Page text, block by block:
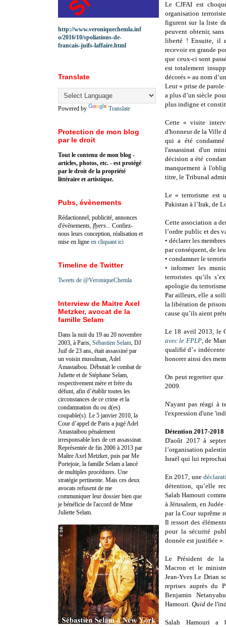
Le CJFAI est
organisation
figurent sur la liste
peuvent obtenir,
liberté ! Ensuite, il
recevoir en grande
que ceux-ci sont
est totalement
décorés » au nom
Leur « prise de
a plus d’un siècle
plus indigne et
Cette « visite
d'honneur de la Ville
qui a été
l'assassinat d'un
décision a été
manquement à
titre, le Tribunal
Le « terrorisme est
Pakistan à l’Irak, de
Cette association a
l’ordre public et des
• déclarer les
par conséquent, de
• condamner le
• informer les
terroristes qu’ils
apologie du
Par ailleurs, elle a
la libération de
cause qu’ils aient
Le 18 avril 2013, le
avec le FPLP, de
qualifié d’«
honorer ainsi des
On peut regretter
2009.
N'ayant pas réagi à
l'expression d'une
Détention 2017-2018
D'août 2017 à
l’organisation
Israël qui lui
En 2017, une
détention, qu’elle
Salah Hamouri
à Jérusalem, en
par la Cour suprême
Il ressort des
pour la sécurité
donnée est justifiée ».
Le Président de la
Macron et le
Jean-Yves Le Drian
reprises auprès du
Benjamin
Hamouri. Quid de
Salah Hamouri a
http://www.veroniquechemla.inf
o/2016/10/spoliations-de-
francais-juifs-laffaire.html
Translate
Powered by Translate
Protection de mon blog
par le droit
Tout le contenu de mon blog -
articles, photos, etc. - est protégé
par le droit de la propriété
littéraire et artistique.
Pubs, évènements
Rédactionnel, publicité, annonces
d'évènements, flyers ... Confiez-
nous leurs conception, réalisation et
mise en ligne en cliquant ici
Timeline de Twitter
Tweets de @VeroniqueChemla
Interview de Maitre Axel
Metzker, avocat de la
famille Selam
Dans la nuit du 19 au 20 novembre
2003, à Paris, Sébastien Selam , DJ
Juif de 23 ans, était assassiné par
un voisin musulman, Adel
Amastaibou. Débutait le combat de
Juliette et de Stéphane Selam,
respectivement mère et frère du
défunt, afin d’établir toutes les
circonstances de ce crime et la
condamnation du ou d(es)
coupable(s). Le 5 janvier 2010, la
Cour d’appel de Paris a jugé Adel
Amastaibou pénalement
irresponsable lors de cet assassinat.
Représentée de fin 2006 à 2013 par
Maître Axel Metzker, puis par Me
Portejoie, la famille Selam a lancé
de multiples procédures. Une
stratégie pertinente. Mais ces deux
avocats refusent de me
communiquer leur dossier bien que
je bénéficie de l'accord de Mme
Juliette Selam.